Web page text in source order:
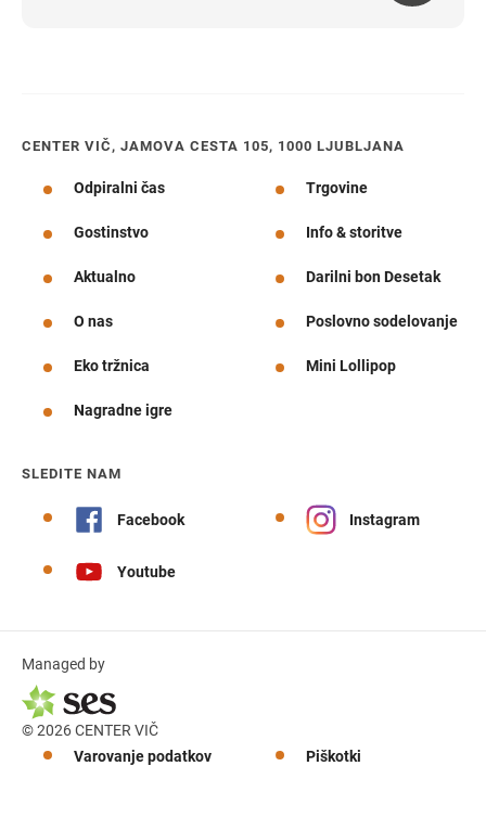
CENTER VIČ, JAMOVA CESTA 105, 1000 LJUBLJANA
Odpiralni čas Trgovine
Gostinstvo Info & storitve
Aktualno Darilni bon Desetak
O nas Poslovno sodelovanje
Eko tržnica Mini Lollipop
Nagradne igre
SLEDITE NAM
Facebook Instagram
Youtube
Managed by
© 2026 CENTER VIČ
Varovanje podatkov
Piškotki